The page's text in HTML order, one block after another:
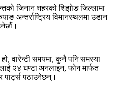
जिनान शहरको शिझोङ जिल्लामा
अन्तर्राष्ट्रिय विमानस्थलमा उडान
वारेन्टी समयमा, कुनै पनि समस्या
२४ घण्टा अनलाइन, फोन मार्फत
पार्ट्स पठाउनेछन्।